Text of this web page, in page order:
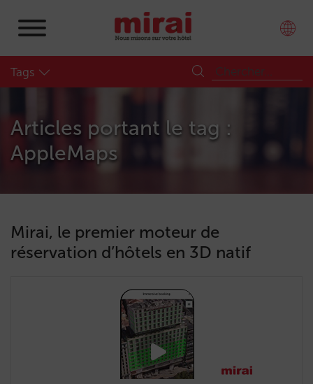
Tags
Articles portant le tag :
AppleMaps
Mirai, le premier moteur de
réservation d’hôtels en 3D natif